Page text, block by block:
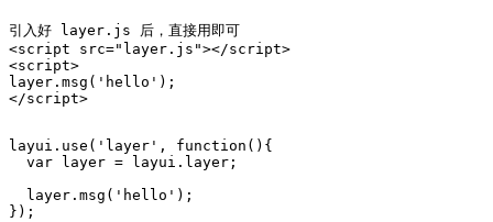
引入好 layer.js 后，直接用即可
<script src="layer.js"></script>
<script>
layer.msg('hello');
</script>
layui.use('layer', function(){
  var layer = layui.layer;
  layer.msg('hello');
});